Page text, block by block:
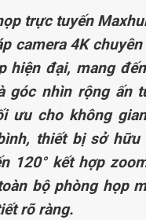
trực tuyến
camera 4K
hiện đại, mang
góc nhìn rộng ấn
ưu cho không
thiết bị sở hữu
120° kết hợp
bộ phòng họp
rõ ràng.